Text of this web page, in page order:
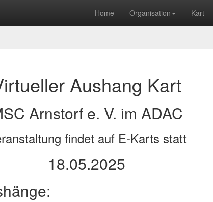
Home Organisation Kart
Aushang Kart
Arnstorf e. V. im ADAC
findet auf E-Karts statt
18.05.2025